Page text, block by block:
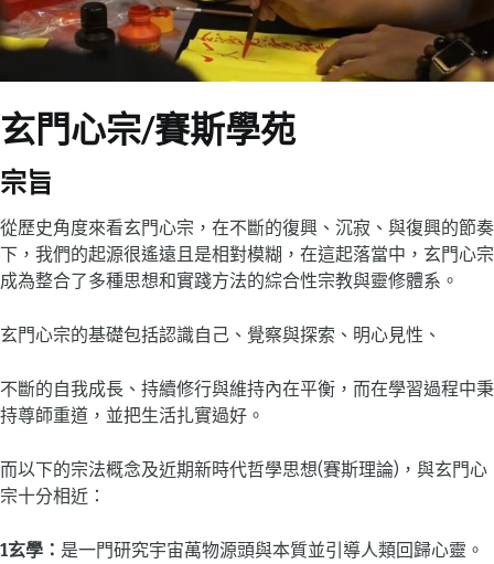
玄門心宗/賽斯學苑
宗旨
從歷史角度來看玄門心宗，在不斷的復興、沉寂、與復興的節奏
下，我們的起源很遙遠且是相對模糊，在這起落當中，玄門心宗
成為整合了多種思想和實踐方法的綜合性宗教與靈修體系。
玄門心宗的基礎包括認識自己、覺察與探索、明心見性、
不斷的自我成長、持續修行與維持內在平衡，而在學習過程中秉
持尊師重道，並把生活扎實過好。
而以下的宗法概念及近期新時代哲學思想(賽斯理論)，與玄門心
宗十分相近：
1玄學： 是一門研究宇宙萬物源頭與本質並引導人類回歸心靈。